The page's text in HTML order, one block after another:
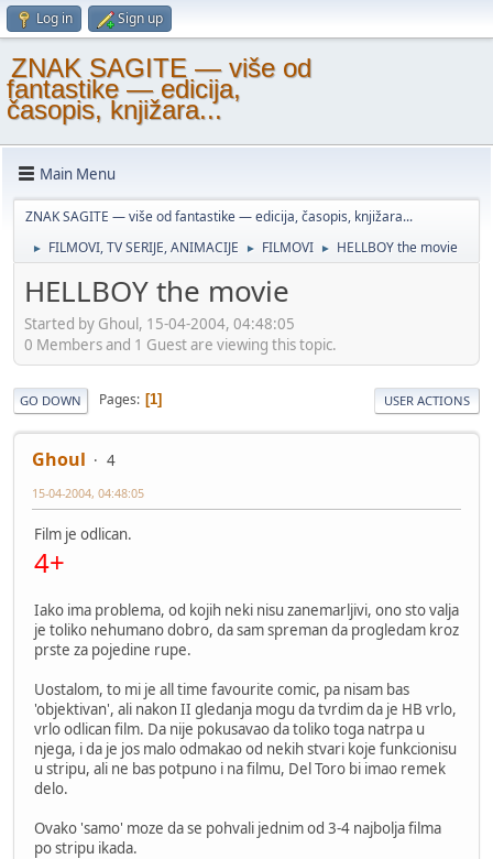
Log in Sign up
ZNAK SAGITE — više od
fantastike — edicija,
časopis, knjižara...
Main Menu
ZNAK SAGITE — više od fantastike — edicija, časopis, knjižara...
► FILMOVI, TV SERIJE, ANIMACIJE ► FILMOVI ► HELLBOY the movie
HELLBOY the movie
Started by Ghoul, 15-04-2004, 04:48:05
0 Members and 1 Guest are viewing this topic.
GO DOWN Pages 1 USER ACTIONS
Ghoul 4
15-04-2004, 04:48:05
Film je odlican.
4+
Iako ima problema, od kojih neki nisu zanemarljivi, ono sto valja
je toliko nehumano dobro, da sam spreman da progledam kroz
prste za pojedine rupe.
Uostalom, to mi je all time favourite comic, pa nisam bas
'objektivan', ali nakon II gledanja mogu da tvrdim da je HB vrlo,
vrlo odlican film. Da nije pokusavao da toliko toga natrpa u
njega, i da je jos malo odmakao od nekih stvari koje funkcionisu
u stripu, ali ne bas potpuno i na filmu, Del Toro bi imao remek
delo.
Ovako 'samo' moze da se pohvali jednim od 3-4 najbolja filma
po stripu ikada.